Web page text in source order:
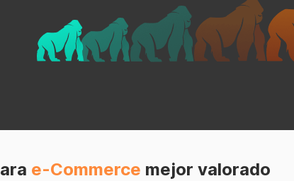
e-Commerce mejor valorado